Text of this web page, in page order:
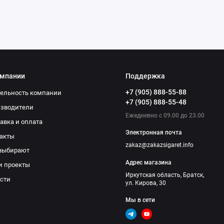
компании
и оплата
проекты
Поддержка
+7 (905) 888-55-88
+7 (905) 888-55-48
Ежедневно с 09.00 до 23.00
Электронная почта
zakaz@zakazsigaret.info
Адрес магазина
Иркутская область, Братск,
ул. Кирова, 30
Мы в сети